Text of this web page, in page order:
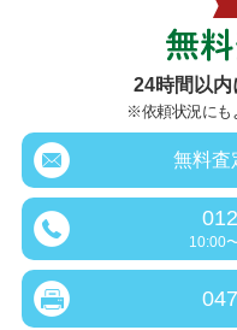
24時間以
※依頼状況にも
無料査
10:00